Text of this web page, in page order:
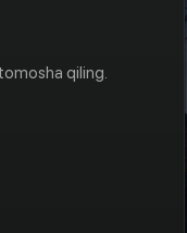
qiling.